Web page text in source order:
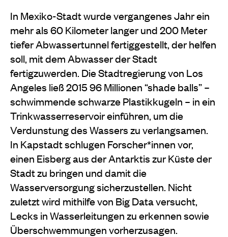
In Mexiko-Stadt wurde vergangenes Jahr ein
mehr als 60 Kilometer langer und 200 Meter
tiefer Abwassertunnel fertiggestellt, der helfen
soll, mit dem Abwasser der Stadt
fertigzuwerden. Die Stadtregierung von Los
Angeles ließ 2015 96 Millionen “shade balls” –
schwimmende schwarze Plastikkugeln – in ein
Trinkwasserreservoir einführen, um die
Verdunstung des Wassers zu verlangsamen.
In Kapstadt schlugen Forscher*innen vor,
einen Eisberg aus der Antarktis zur Küste der
Stadt zu bringen und damit die
Wasserversorgung sicherzustellen. Nicht
zuletzt wird mithilfe von Big Data versucht,
Lecks in Wasserleitungen zu erkennen sowie
Überschwemmungen vorherzusagen.